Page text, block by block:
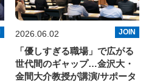
2026.06.02 JOIN
「優しすぎる職場」で広がる
世代間のギャップ…金沢大・
金間大介教授が講演/サポータ